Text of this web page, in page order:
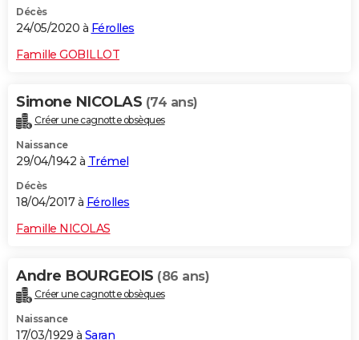
Décès
24/05/2020 à Férolles
Famille GOBILLOT
Simone NICOLAS (74 ans)
Créer une cagnotte obsèques
Naissance
29/04/1942 à Trémel
Décès
18/04/2017 à Férolles
Famille NICOLAS
Andre BOURGEOIS (86 ans)
Créer une cagnotte obsèques
Naissance
17/03/1929 à Saran